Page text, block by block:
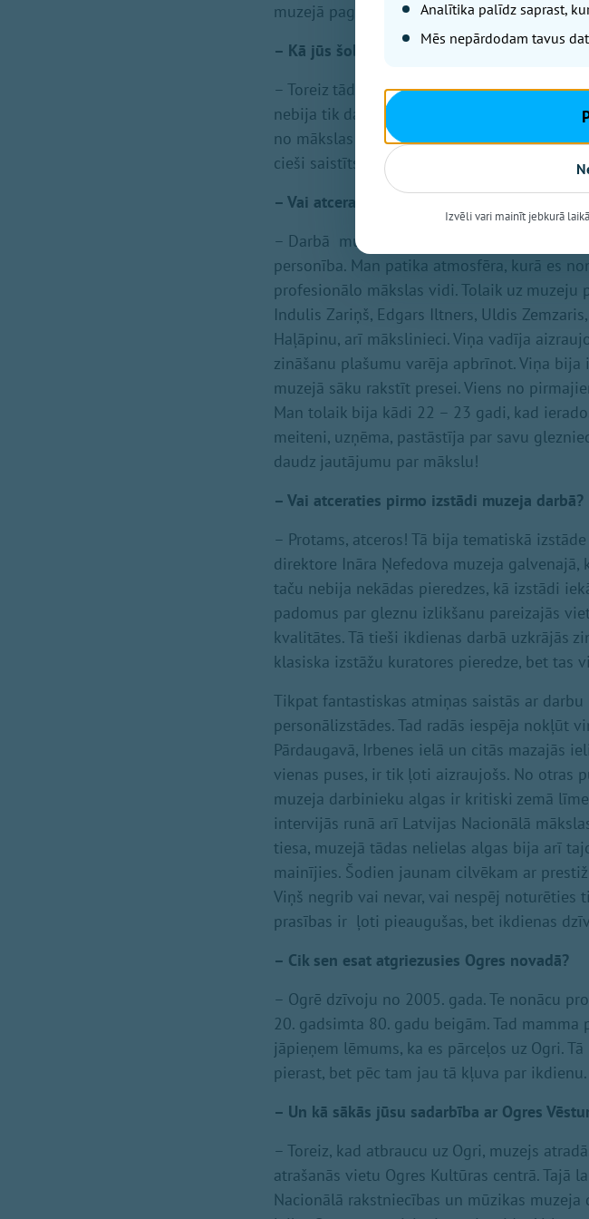
muzejā pagājusi visa mana dzīve – no
– Kā jūs šobrīd vairāk definētu savu lomu –
– Toreiz tāda profesijas nosaukuma kā
nebija tik daudz dažādu pienākumu, kā tas
no mākslas vēstures, gan no tā, ko šodien
cieši saistīts ar otru. Esmu gan viens, gan
– Vai atceraties savus pirmos soļus Latvijas
– Darbā muzejā pieņēma direktore,
personība. Man patika atmosfēra, kurā es
profesionālo mākslas vidi. Tolaik uz
Indulis Zariņš, Edgars Iltners, Uldis
Haļāpinu, arī mākslinieci. Viņa vadīja
zināšanu plašumu varēja apbrīnot. Viņa
muzejā sāku rakstīt presei. Viens no
Man tolaik bija kādi 22 – 23 gadi, kad
meiteni, uzņēma, pastāstīja par savu
daudz jautājumu par mākslu!
– Vai atceraties pirmo izstādi muzeja darbā?
– Protams, atceros! Tā bija tematiskā
direktore Ināra Ņefedova muzeja galvenajā,
taču nebija nekādas pieredzes, kā izstādi
padomus par gleznu izlikšanu pareizajās
kvalitātes. Tā tieši ikdienas darbā uzkrājās
klasiska izstāžu kuratores pieredze, bet tas
Tikpat fantastiskas atmiņas saistās ar
personālizstādes. Tad radās iespēja nokļūt
Pārdaugavā, Irbenes ielā un citās mazajās
vienas puses, ir tik ļoti aizraujošs. No otras
muzeja darbinieku algas ir kritiski zemā
intervijās runā arī Latvijas Nacionālā
tiesa, muzejā tādas nelielas algas bija arī
mainījies. Šodien jaunam cilvēkam ar
Viņš negrib vai nevar, vai nespēj noturēties
prasības ir ļoti pieaugušas, bet ikdienas
– Cik sen esat atgriezusies Ogres novadā?
– Ogrē dzīvoju no 2005. gada. Te nonācu
20. gadsimta 80. gadu beigām. Tad
jāpieņem lēmums, ka es pārceļos uz Ogri.
pierast, bet pēc tam jau tā kļuva par ikdienu.
– Un kā sākās jūsu sadarbība ar Ogres
– Toreiz, kad atbraucu uz Ogri, muzejs
atrašanās vietu Ogres Kultūras centrā. Tajā
Nacionālā rakstniecības un mūzikas
Analītika palīdz saprast,
Mēs nepārdodam tavus
Izvēli vari mainīt jebkurā